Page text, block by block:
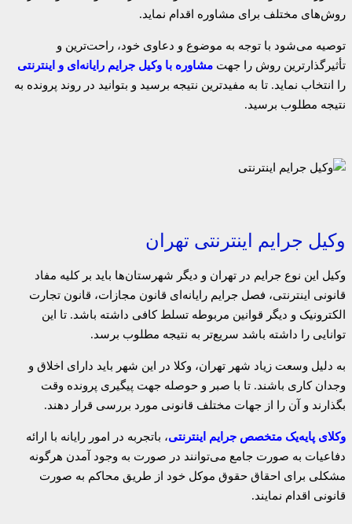
روش‌های مختلف برای مشاوره اقدام نماید.
توصیه می‌شود با توجه به موضوع و دعاوی خود، راحت‌ترین و
تأثیرگذارترین روش را جهت مشاوره با وکیل جرایم رایانه‌ای و اینترنتی
را انتخاب نماید. تا به مفیدترین نتیجه برسید و بتوانید در روند پرونده به
نتیجه مطلوب برسید.
وکیل جرایم اینترنتی تهران
وکیل این نوع جرایم در تهران و دیگر شهرستان‌ها باید بر کلیه مفاد
قانونی اینترنتی، فصل جرایم رایانه‌ای قانون مجازات، قانون تجارت
الکترونیک و دیگر قوانین مربوطه تسلط کافی داشته باشد. تا این
توانایی را داشته باشد سریع‌تر به نتیجه مطلوب برسد.
به دلیل وسعت زیاد شهر تهران، وکلا در این شهر باید دارای اخلاق و
وجدان کاری باشند. تا با صبر و حوصله جهت پیگیری پرونده وقت
بگذارند و آن را از جهات مختلف قانونی مورد بررسی قرار دهند.
وکلای پایه‌یک متخصص جرایم اینترنتی، باتجربه در امور رایانه با ارائه
دفاعیات به صورت جامع می‌توانند در صورت به وجود آمدن هرگونه
مشکلی برای احقاق حقوق موکل خود از طریق محاکم به صورت
قانونی اقدام نمایند.